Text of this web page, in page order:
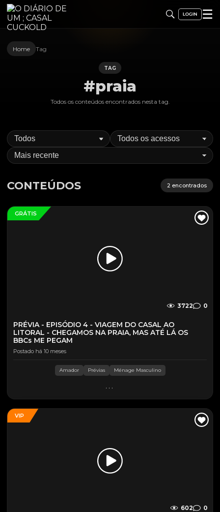
☰
Home Tag
TAG
#praia
Todos os conteúdos encontrados nesta tag.
CONTEÚDOS 2 encontrados
GRÁTIS
3722 0
PRÉVIA - EPISÓDIO 4 - VIAGEM DO CASAL AO
LITORAL - CHEGAMOS NA PRAIA, MAS ATÉ LÁ OS
BBCs ME PEGAM
Postado há 10 meses
Amador Prévias Ménage Masculino
...
VIP
602 0